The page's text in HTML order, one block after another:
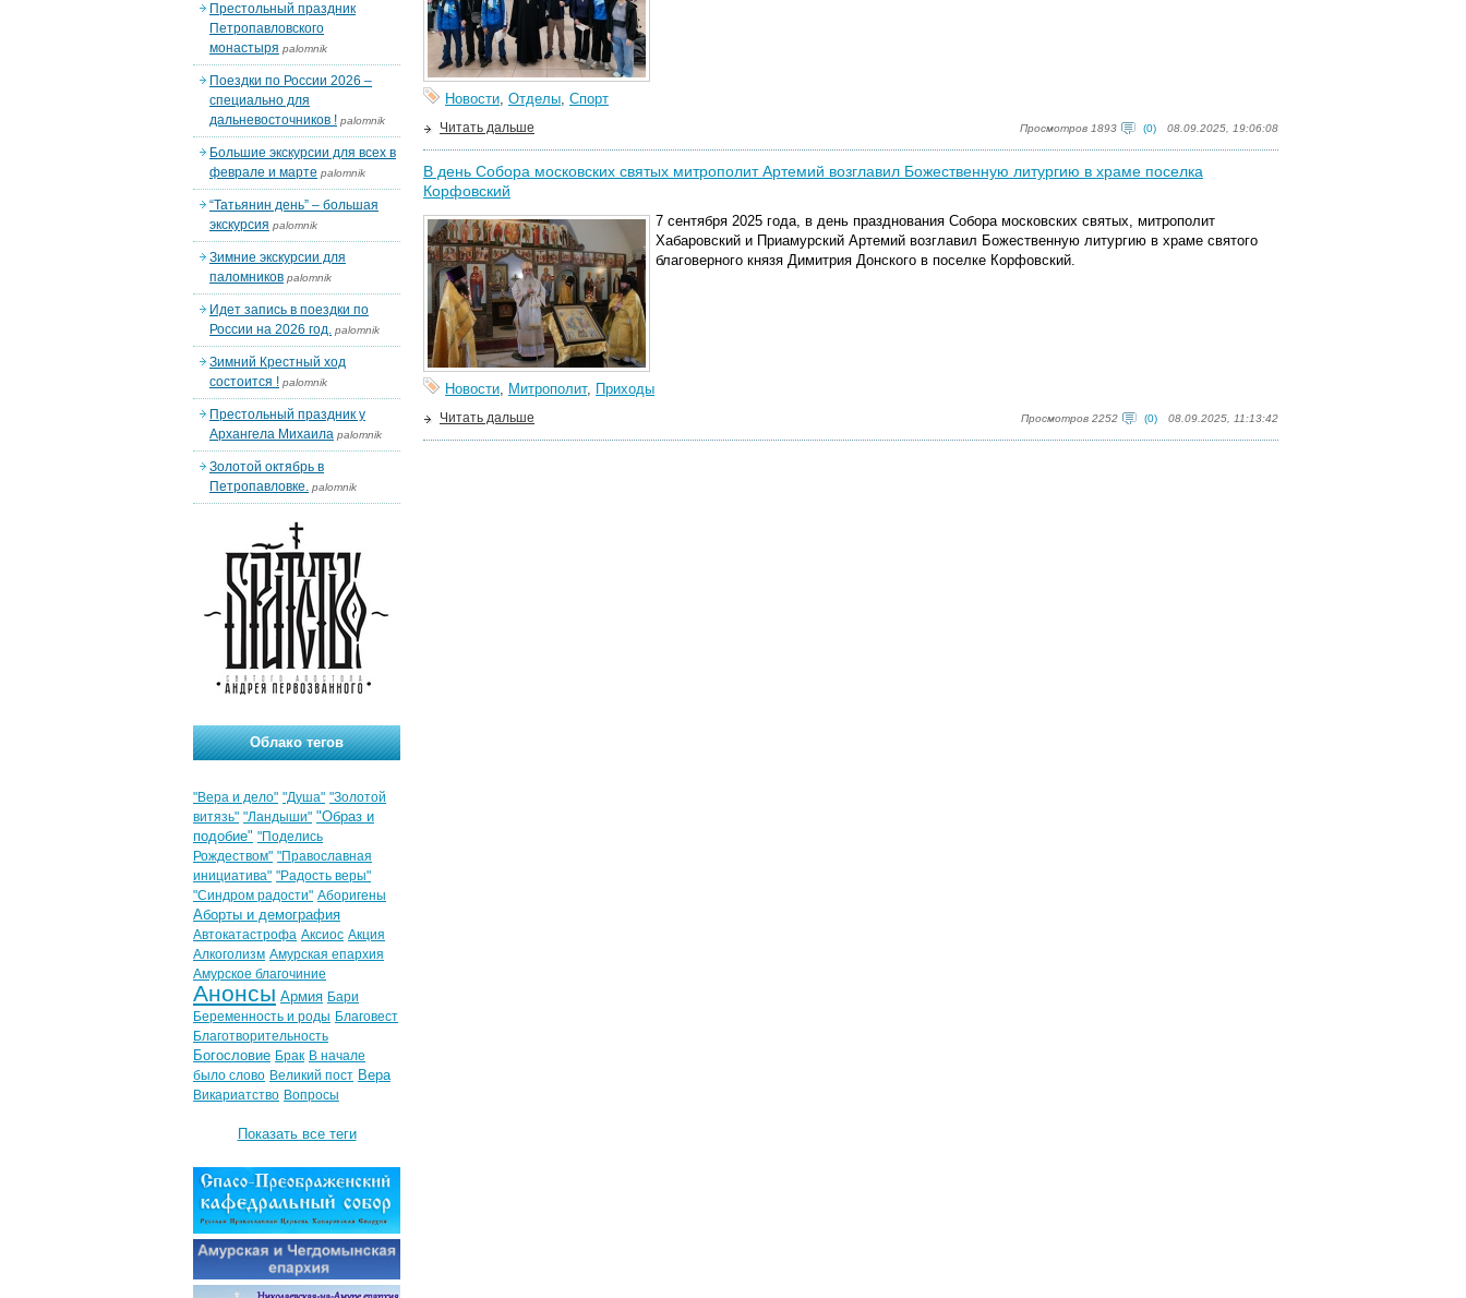
Новости, Отделы, Спорт
Просмотров 1893 (0) 08.09.2025, 19:06:08
Читать дальше
В день Собора московских святых митрополит Артемий возглавил Божественную литургию в храме поселка
Корфовский
7 сентября 2025 года, в день празднования Собора московских святых, митрополит
Хабаровский и Приамурский Артемий возглавил Божественную литургию в храме святого
благоверного князя Димитрия Донского в поселке Корфовский.
Новости, Митрополит, Приходы
Просмотров 2252 (0) 08.09.2025, 11:13:42
Читать дальше
Престольный праздник
Петропавловского
монастыря palomnik
Поездки по России 2026 –
специально для
дальневосточников ! palomnik
Большие экскурсии для всех в
феврале и марте palomnik
“Татьянин день” – большая
экскурсия palomnik
Зимние экскурсии для
паломников palomnik
Идет запись в поездки по
России на 2026 год. palomnik
Зимний Крестный ход
состоится ! palomnik
Престольный праздник у
Архангела Михаила palomnik
Золотой октябрь в
Петропавловке. palomnik
Облако тегов
"Вера и дело" "Душа" "Золотой
витязь" "Ландыши" "Образ и
подобие" "Поделись
Рождеством" "Православная
инициатива" "Радость веры"
"Синдром радости" Аборигены
Аборты и демография
Автокатастрофа Аксиос Акция
Алкоголизм Амурская епархия
Амурское благочиние
Анонсы Армия Бари
Беременность и роды Благовест
Благотворительность
Богословие Брак В начале
было слово Великий пост Вера
Викариатство Вопросы
Показать все теги